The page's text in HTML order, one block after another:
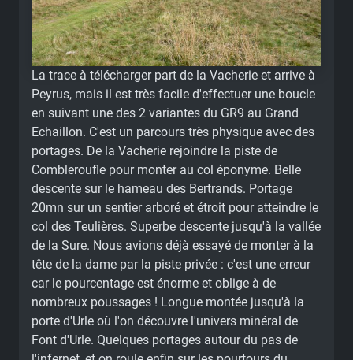
La trace à télécharger part de la Vacherie et arrive à
Peyrus, mais il est très facile d'effectuer une boucle
en suivant une des 2 variantes du GR9 au Grand
Echaillon. C'est un parcours très physique avec des
portages. De la Vacherie rejoindre la piste de
Combleroufle pour monter au col éponyme. Belle
descente sur le hameau des Bertrands. Portage
20mn sur un sentier arboré et étroit pour atteindre le
col des Teulières. Superbe descente jusqu'à la vallée
de la Sure. Nous avions déjà essayé de monter à la
tête de la dame par la piste privée : c'est une erreur
car le pourcentage est énorme et oblige à de
nombreux poussages ! Longue montée jusqu'à la
porte d'Urle où l'on découvre l'univers minéral de
Font d'Urle. Quelques portages autour du pas de